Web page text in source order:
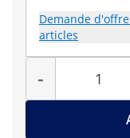
Demande
articles
-